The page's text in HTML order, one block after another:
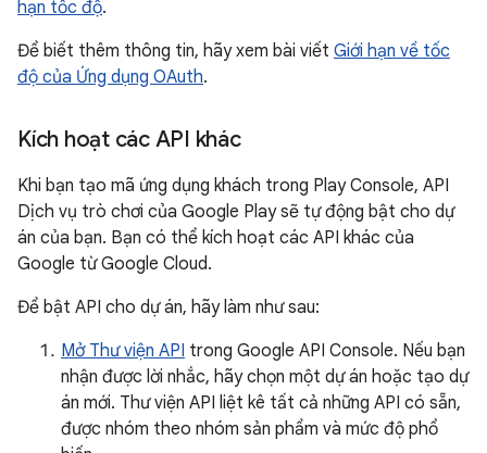
hạn tốc độ.
Để biết thêm thông tin, hãy xem bài viết Giới hạn về tốc
độ của Ứng dụng OAuth.
Kích hoạt các API khác
Khi bạn tạo mã ứng dụng khách trong Play Console, API
Dịch vụ trò chơi của Google Play sẽ tự động bật cho dự
án của bạn. Bạn có thể kích hoạt các API khác của
Google từ Google Cloud.
Để bật API cho dự án, hãy làm như sau:
Mở Thư viện API trong Google API Console. Nếu bạn
nhận được lời nhắc, hãy chọn một dự án hoặc tạo dự
án mới. Thư viện API liệt kê tất cả những API có sẵn,
được nhóm theo nhóm sản phẩm và mức độ phổ